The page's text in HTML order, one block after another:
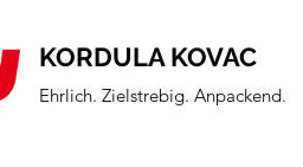
KORDULA KOVAC
Ehrlich. Zielstrebig. Anpackend.